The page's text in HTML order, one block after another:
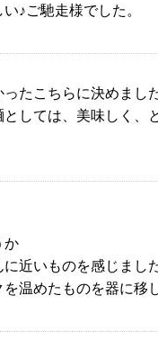
♪ご馳走様でした。
たこちらに決めまし
しては、美味しく、
か
近いものを感じまし
温めたものを器に移